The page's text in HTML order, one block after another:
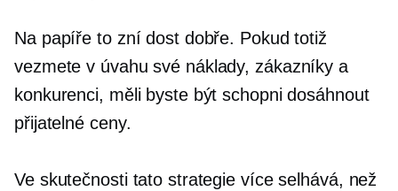
Na papíře to zní dost dobře. Pokud totiž
vezmete v úvahu své náklady, zákazníky a
konkurenci, měli byste být schopni dosáhnout
přijatelné ceny.
Ve skutečnosti tato strategie více selhává, než